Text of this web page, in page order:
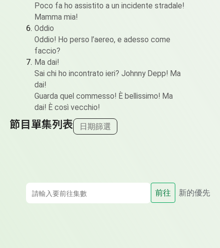
Poco fa ho assistito a un incidente stradale!
Mamma mia!
Oddio
Oddio! Ho perso l’aereo, e adesso come
faccio?
Ma dai!
Sai chi ho incontrato ieri? Johnny Depp! Ma
dai!
Guarda quel commesso! È bellissimo! Ma
dai! È così vecchio!
節目單集列表 日期篩選
前往 新的優先